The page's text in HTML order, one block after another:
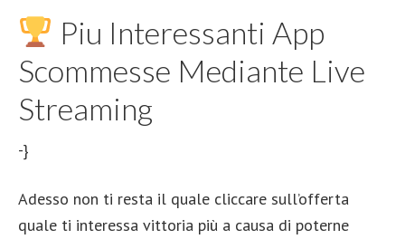
Piu Interessanti App
Scommesse Mediante Live
Streaming
-}
Adesso non ti resta il quale cliccare sull’offerta
quale ti interessa vittoria più a causa di poterne